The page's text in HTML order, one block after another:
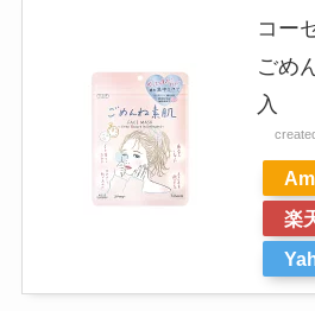
コー
ごめ
入
楽